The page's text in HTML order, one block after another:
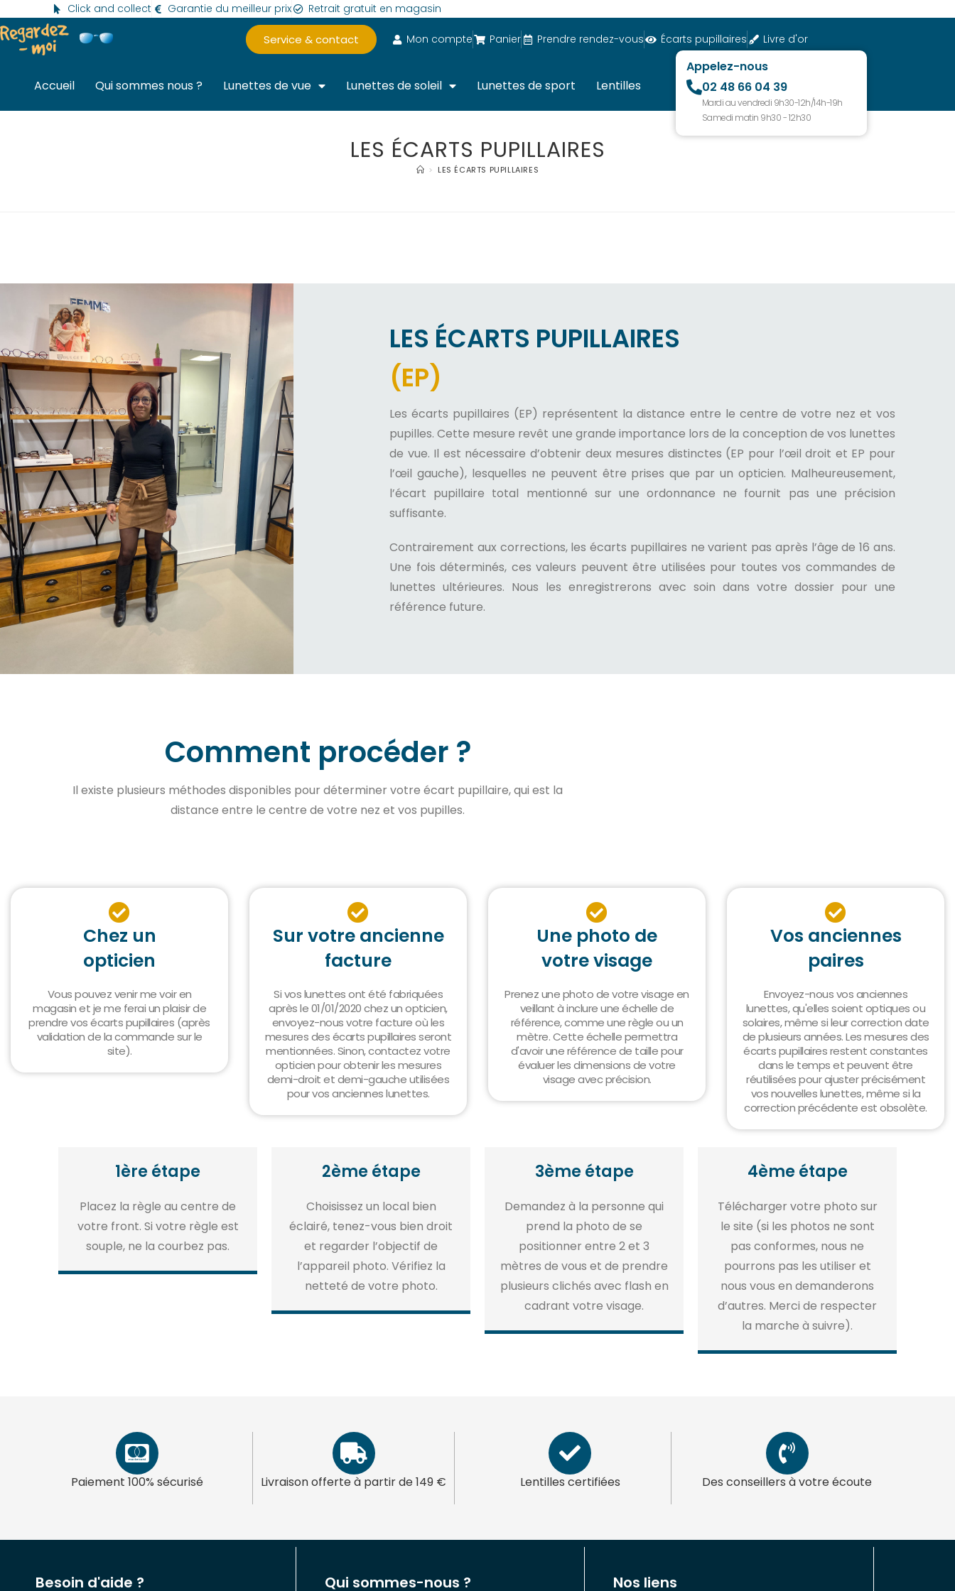
Click and collect Garantie du meilleur prix Retrait gratuit en magasin
Service & contact Mon compte Panier Prendre rendez-vous Écarts pupillaires Livre d'or
Accueil Qui sommes nous ? Lunettes de vue Lunettes de soleil Lunettes de sport Lentilles
Appelez-nous
02 48 66 04 39
Mardi au vendredi 9h30-12h/14h-19h
Samedi matin 9h30 - 12h30
LES ÉCARTS PUPILLAIRES
> LES ÉCARTS PUPILLAIRES
LES ÉCARTS PUPILLAIRES
(EP)
Les écarts pupillaires (EP) représentent la distance entre le centre de votre nez et vos
pupilles. Cette mesure revêt une grande importance lors de la conception de vos lunettes
de vue. Il est nécessaire d’obtenir deux mesures distinctes (EP pour l’œil droit et EP pour
l’œil gauche), lesquelles ne peuvent être prises que par un opticien. Malheureusement,
l’écart pupillaire total mentionné sur une ordonnance ne fournit pas une précision
suffisante.
Contrairement aux corrections, les écarts pupillaires ne varient pas après l’âge de 16 ans.
Une fois déterminés, ces valeurs peuvent être utilisées pour toutes vos commandes de
lunettes ultérieures. Nous les enregistrerons avec soin dans votre dossier pour une
référence future.
Comment procéder ?
Il existe plusieurs méthodes disponibles pour déterminer votre écart pupillaire, qui est la
distance entre le centre de votre nez et vos pupilles.
Chez un
opticien
Vous pouvez venir me voir en
magasin et je me ferai un plaisir de
prendre vos écarts pupillaires (après
validation de la commande sur le
site).
Sur votre ancienne
facture
Si vos lunettes ont été fabriquées
après le 01/01/2020 chez un opticien,
envoyez-nous votre facture où les
mesures des écarts pupillaires seront
mentionnées. Sinon, contactez votre
opticien pour obtenir les mesures
demi-droit et demi-gauche utilisées
pour vos anciennes lunettes.
Une photo de
votre visage
Prenez une photo de votre visage en
veillant à inclure une échelle de
référence, comme une règle ou un
mètre. Cette échelle permettra
d'avoir une référence de taille pour
évaluer les dimensions de votre
visage avec précision.
Vos anciennes
paires
Envoyez-nous vos anciennes
lunettes, qu'elles soient optiques ou
solaires, même si leur correction date
de plusieurs années. Les mesures des
écarts pupillaires restent constantes
dans le temps et peuvent être
réutilisées pour ajuster précisément
vos nouvelles lunettes, même si la
correction précédente est obsolète.
1ère étape
Placez la règle au centre de
votre front. Si votre règle est
souple, ne la courbez pas.
2ème étape
Choisissez un local bien
éclairé, tenez-vous bien droit
et regarder l’objectif de
l’appareil photo. Vérifiez la
netteté de votre photo.
3ème étape
Demandez à la personne qui
prend la photo de se
positionner entre 2 et 3
mètres de vous et de prendre
plusieurs clichés avec flash en
cadrant votre visage.
4ème étape
Télécharger votre photo sur
le site (si les photos ne sont
pas conformes, nous ne
pourrons pas les utiliser et
nous vous en demanderons
d’autres. Merci de respecter
la marche à suivre).
Paiement 100% sécurisé Livraison offerte à partir de 149 € Lentilles certifiées Des conseillers à votre écoute
Besoin d'aide ? Qui sommes-nous ? Nos liens